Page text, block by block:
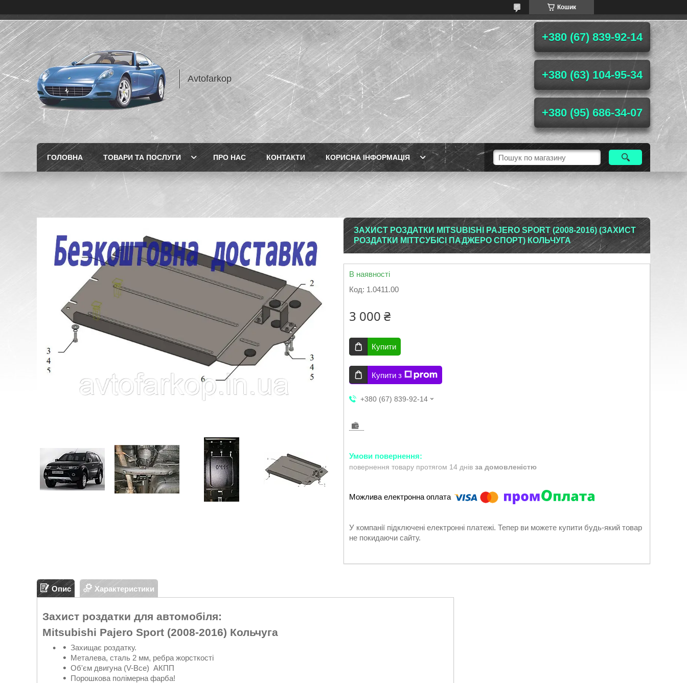
Кошик
Avtofarkop
+380 (67) 839-92-14
+380 (63) 104-95-34
+380 (95) 686-34-07
ГОЛОВНА ТОВАРИ ТА ПОСЛУГИ ПРО НАС КОНТАКТИ КОРИСНА ІНФОРМАЦІЯ
ЗАХИСТ РОЗДАТКИ MITSUBISHI PAJERO SPORT (2008-2016) (ЗАХИСТ
РОЗДАТКИ МІТТСУБІСІ ПАДЖЕРО СПОРТ) КОЛЬЧУГА
В наявності
Код: 1.0411.00
3 000 ₴
Купити
Купити з
+380 (67) 839-92-14
повернення товару протягом 14 днів за домовленістю
У компанії підключені електронні платежі. Тепер ви можете купити будь-який товар
не покидаючи сайту.
Опис Характеристики
Захист роздатки для автомобіля:
Mitsubishi Pajero Sport (2008-2016) Кольчуга
Захищає роздатку.
Металева, сталь 2 мм, ребра жорсткості
Об'єм двигуна (V-Все) АКПП
Порошкова полімерна фарба!